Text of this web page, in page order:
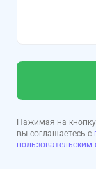
Нажимая на
вы соглашаетесь с
пользовательским